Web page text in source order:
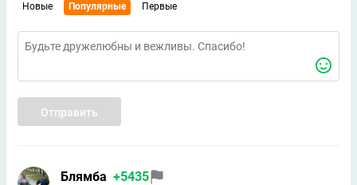
Новые Популярные Первые
Отправить
Блямба +5435